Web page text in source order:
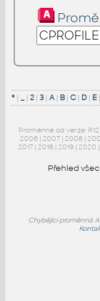
*| _| 2| 3| A| B| C| D| E|
Proměnné od verze: R12
2006 | 2007 | 2008 |
2017 | 2018 | 2019 | 2020 |
Přehled
Chybějící proměnná